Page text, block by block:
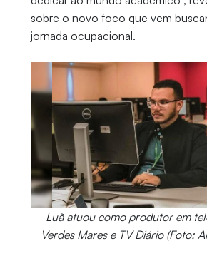
sobre o novo foco que vem
jornada ocupacional.
Luã atuou como produtor em
Verdes Mares e TV Diário (Foto: